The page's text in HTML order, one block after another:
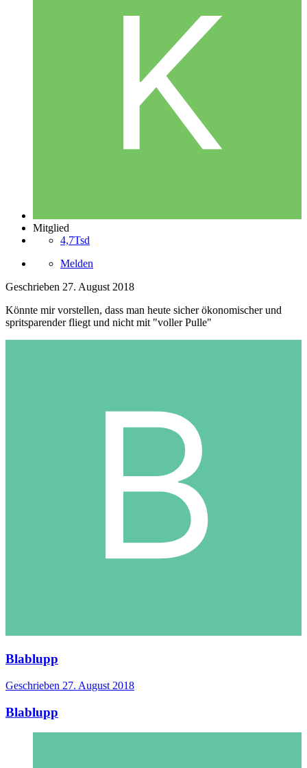
Mitglied
4,7Tsd
Melden
Geschrieben 27. August 2018
Könnte mir vorstellen, dass man heute sicher ökonomischer und
spritsparender fliegt und nicht mit "voller Pulle"
Blablupp
Geschrieben 27. August 2018
Blablupp